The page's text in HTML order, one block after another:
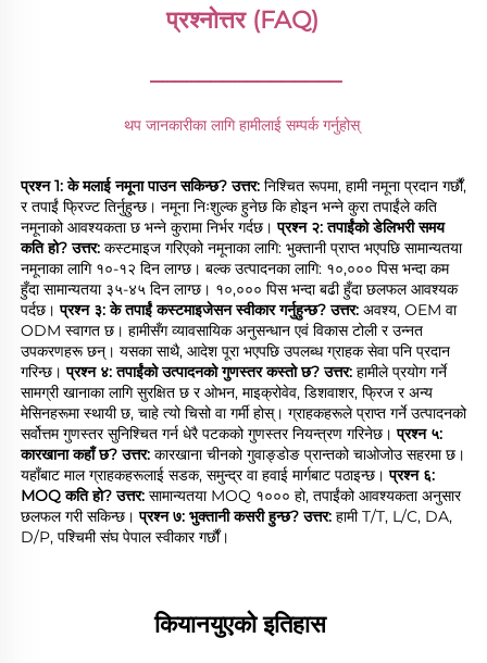
प्रश्नोत्तर (FAQ)
________________
थप जानकारीका लागि हामीलाई सम्पर्क गर्नुहोस्
प्रश्न 1: के मलाई नमूना पाउन सकिन्छ? उत्तर: निश्चित रूपमा, हामी नमूना प्रदान गर्छौं,
र तपाईं फ्रिज्ट तिर्नुहुन्छ। नमूना निःशुल्क हुनेछ कि होइन भन्ने कुरा तपाईंले कति
नमूनाको आवश्यकता छ भन्ने कुरामा निर्भर गर्दछ। प्रश्न २: तपाईंको डेलिभरी समय
कति हो? उत्तर: कस्टमाइज गरिएको नमूनाका लागि: भुक्तानी प्राप्त भएपछि सामान्यतया
नमूनाका लागि १०-१२ दिन लाग्छ। बल्क उत्पादनका लागि: १०,००० पिस भन्दा कम
हुँदा सामान्यतया ३५-४५ दिन लाग्छ। १०,००० पिस भन्दा बढी हुँदा छलफल आवश्यक
पर्दछ। प्रश्न ३: के तपाईं कस्टमाइजेसन स्वीकार गर्नुहुन्छ? उत्तर: अवश्य, OEM वा
ODM स्वागत छ। हामीसँग व्यावसायिक अनुसन्धान एवं विकास टोली र उन्नत
उपकरणहरू छन्। यसका साथै, आदेश पूरा भएपछि उपलब्ध ग्राहक सेवा पनि प्रदान
गरिन्छ। प्रश्न ४: तपाईंको उत्पादनको गुणस्तर कस्तो छ? उत्तर: हामीले प्रयोग गर्ने
सामग्री खानाका लागि सुरक्षित छ र ओभन, माइक्रोवेव, डिशवाशर, फ्रिज र अन्य
मेसिनहरूमा स्थायी छ, चाहे त्यो चिसो वा गर्मी होस्। ग्राहकहरूले प्राप्त गर्ने उत्पादनको
सर्वोत्तम गुणस्तर सुनिश्चित गर्न धेरै पटकको गुणस्तर नियन्त्रण गरिनेछ। प्रश्न ५:
कारखाना कहाँ छ? उत्तर: कारखाना चीनको गुवाङ्डोङ प्रान्तको चाओजोउ सहरमा छ।
यहाँबाट माल ग्राहकहरूलाई सडक, समुन्द्र वा हवाई मार्गबाट पठाइन्छ। प्रश्न ६:
MOQ कति हो? उत्तर: सामान्यतया MOQ १००० हो, तपाईंको आवश्यकता अनुसार
छलफल गरी सकिन्छ। प्रश्न ७: भुक्तानी कसरी हुन्छ? उत्तर: हामी T/T, L/C, DA,
D/P, पश्चिमी संघ पेपाल स्वीकार गर्छौं।
कियानयुएको इतिहास